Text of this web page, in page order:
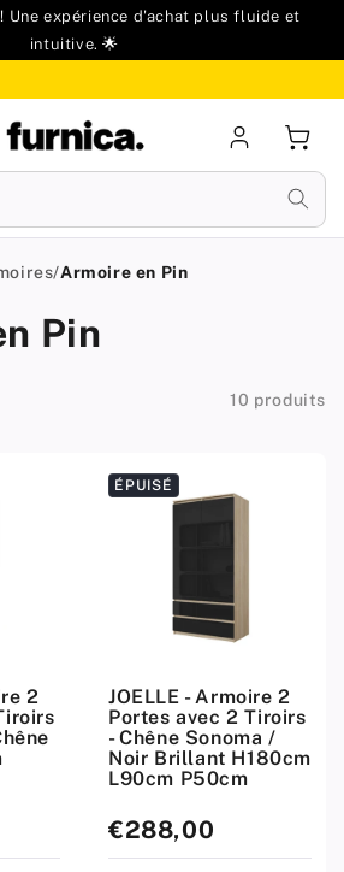
Une expérience d'achat plus fluide et
intuitive. 🌟
connecter
/Armoire en Pin
Pin
10 produits
2
ÉPUISÉ
JOELLE - Armoire 2
Portes avec 2 Tiroirs
- Chêne Sonoma /
Noir Brillant H180cm
L90cm P50cm
Prix
standard
€288,00